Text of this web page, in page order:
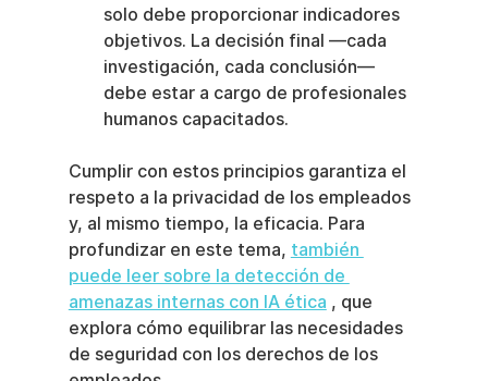
solo debe proporcionar indicadores
objetivos. La decisión final —cada
investigación, cada conclusión—
debe estar a cargo de profesionales
humanos capacitados.
Cumplir con estos principios garantiza el
respeto a la privacidad de los empleados
y, al mismo tiempo, la eficacia. Para
profundizar en este tema, también
puede leer sobre la detección de
amenazas internas con IA ética , que
explora cómo equilibrar las necesidades
de seguridad con los derechos de los